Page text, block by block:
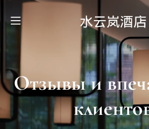
Отзывы и